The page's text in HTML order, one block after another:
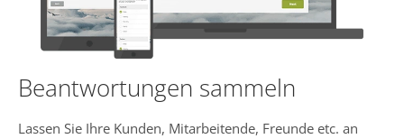
Beantwortungen sammeln
Lassen Sie Ihre Kunden, Mitarbeitende, Freunde etc. an